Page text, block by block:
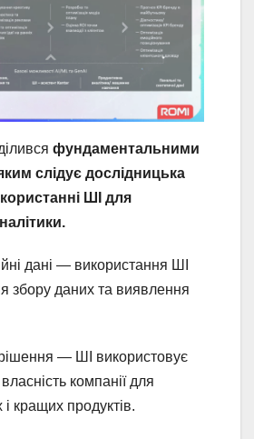
фундаментальними
слідує дослідницька
ШІ для
дані — використання ШІ
збору даних та виявлення
— ШІ використовує
компанії для
кращих продуктів.